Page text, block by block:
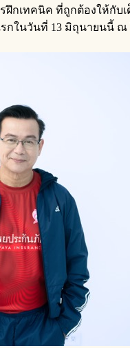
ฝึกเทคนิค ที่ถูกต้องให้
กในวันที่ 13 มิถุนายน